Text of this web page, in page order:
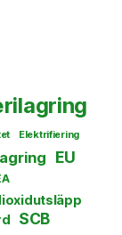
Elektrifiering
EU
SCB